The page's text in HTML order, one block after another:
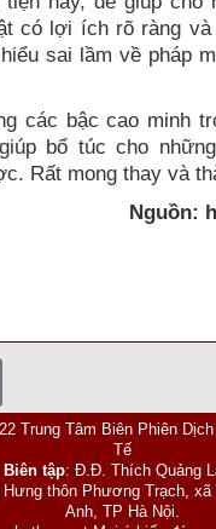
có lợi ích rõ ràng
sai lầm về pháp
các bậc cao minh
bổ túc cho
Rất mong thay và
Nguồn:
Trung Tâm Biên Phiên
Tế
Biên tập: Đ.Đ. Thích Quảng
Hưng thôn Phương Trạch,
Anh, TP Hà Nội.